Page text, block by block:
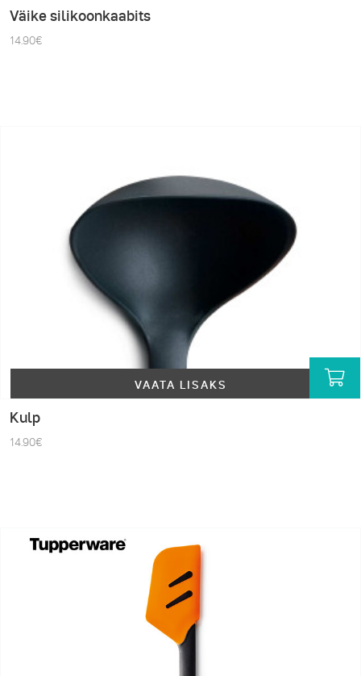
Väike silikoonkaabits
14.90€
VAATA LISAKS
Kulp
14.90€